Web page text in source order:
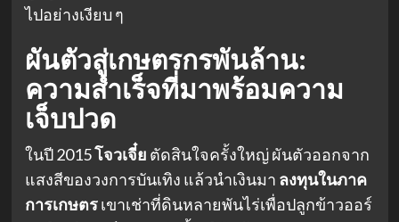
ไปอย่างเงียบ ๆ
ผันตัวสู่เกษตรกรพันล้าน:
ความสำเร็จที่มาพร้อมความ
เจ็บปวด
ในปี 2015โจวเจี๋ย ตัดสินใจครั้งใหญ่ ผันตัวออกจาก
แสงสีของวงการบันเทิง แล้วนำเงินมา ลงทุนในภาค
การเกษตรเขาเช่าที่ดินหลายพันไร่เพื่อปลูกข้าวออร์